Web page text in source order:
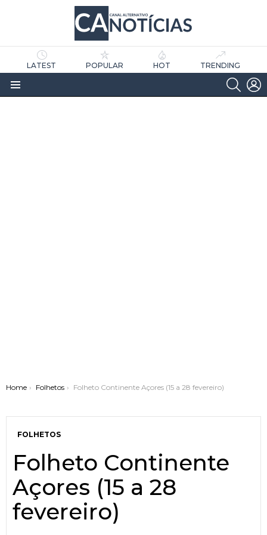
LATEST POPULAR HOT TRENDING
Menu
You are here:
Home Folhetos Folheto Continente Açores (15 a 28 fevereiro)
FOLHETOS
Folheto Continente
Açores (15 a 28
fevereiro)